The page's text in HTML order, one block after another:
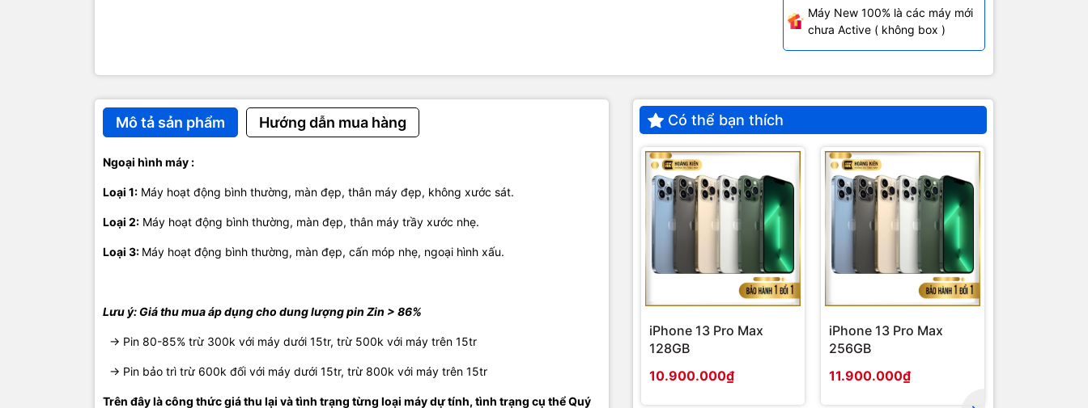
Máy New 100% là các máy mới
chưa Active ( không box )
Mô tả sản phẩm Hướng dẫn mua hàng
Ngoại hình máy :
Loại 1: Máy hoạt động bình thường, màn đẹp, thân máy đẹp, không xước sát.
Loại 2: Máy hoạt động bình thường, màn đẹp, thân máy trầy xước nhẹ.
Loại 3: Máy hoạt động bình thường, màn đẹp, cấn móp nhẹ, ngoại hình xấu.
Lưu ý: Giá thu mua áp dụng cho dung lượng pin Zin > 86%
-> Pin 80-85% trừ 300k với máy dưới 15tr, trừ 500k với máy trên 15tr
-> Pin bảo trì trừ 600k đối với máy dưới 15tr, trừ 800k với máy trên 15tr
Trên đây là công thức giá thu lại và tình trạng từng loại máy dự tính, tình trạng cụ thể Quý
Có thể bạn thích
iPhone 13 Pro Max
128GB
10.900.000₫
iPhone 13 Pro Max
256GB
11.900.000₫